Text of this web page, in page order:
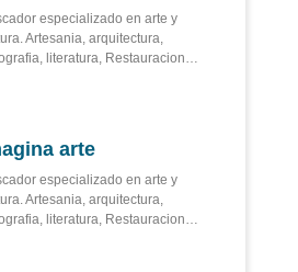
especializado en arte y
Artesania, arquitectura,
literatura, Restauracion…
arte
especializado en arte y
Artesania, arquitectura,
literatura, Restauracion…